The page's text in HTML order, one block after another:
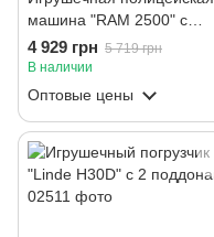
машина "RAM 2500" с
прицепом, лодкой и
фигурками.
4 929 грн 5 719 грн
В наличии
Оптовые цены